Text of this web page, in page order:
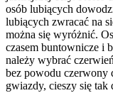
osób lubiących
lubiących zwracać na
można się wyróżnić.
czasem buntownicze i
należy wybrać
bez powodu czerwony
gwiazdy, cieszy się tak